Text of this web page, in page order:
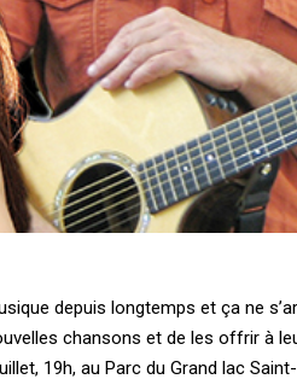
depuis longtemps et ça ne
chansons et de les offrir à
19h, au Parc du Grand lac